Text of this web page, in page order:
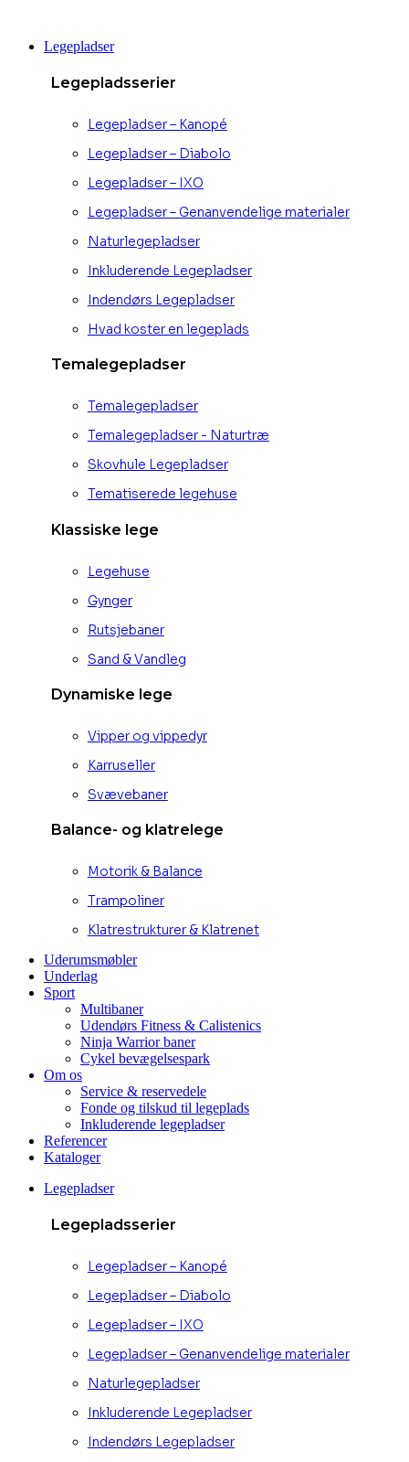
indholdLegepladser
Legepladsserier
Legepladser – Kanopé
Legepladser – Diabolo
Legepladser – IXO
Legepladser – Genanvendelige materialer
Naturlegepladser
Inkluderende Legepladser
Indendørs Legepladser
Hvad koster en legeplads
Temalegepladser
Temalegepladser
Temalegepladser - Naturtræ
Skovhule Legepladser
Tematiserede legehuse
Klassiske lege
Legehuse
Gynger
Rutsjebaner
Sand & Vandleg
Dynamiske lege
Vipper og vippedyr
Karruseller
Svævebaner
Balance- og klatrelege
Motorik & Balance
Trampoliner
Klatrestrukturer & Klatrenet
Uderumsmøbler
Underlag
Sport
Multibaner
Udendørs Fitness & Calistenics
Ninja Warrior baner
Cykel bevægelsespark
Om os
Service & reservedele
Fonde og tilskud til legeplads
Inkluderende legepladser
Referencer
Kataloger
Legepladser
Legepladsserier
Legepladser – Kanopé
Legepladser – Diabolo
Legepladser – IXO
Legepladser – Genanvendelige materialer
Naturlegepladser
Inkluderende Legepladser
Indendørs Legepladser